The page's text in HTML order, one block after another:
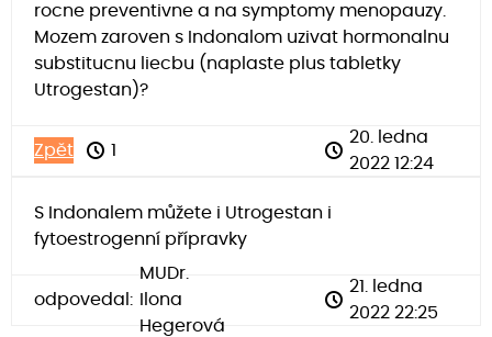
rocne preventivne a na symptomy menopauzy.
Mozem zaroven s Indonalom uzivat hormonalnu
substitucnu liecbu (naplaste plus tabletky
Utrogestan)?
Zpět 1
20. ledna
2022 12:24
S Indonalem můžete i Utrogestan i
fytoestrogenní přípravky
odpovedal:
MUDr.
Ilona
Hegerová
21. ledna
2022 22:25